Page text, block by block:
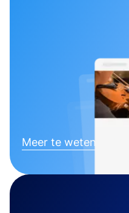
Meer te weten komen